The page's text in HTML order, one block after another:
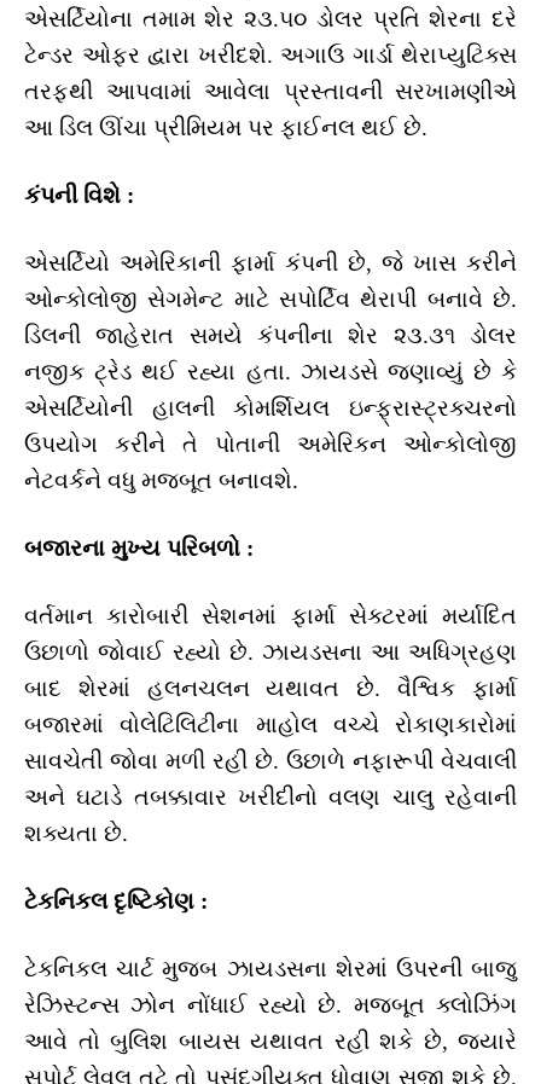
એસર્ટિયોના તમામ શેર ૨૩.૫૦ ડોલર પ્રતિ શેરના દરે
ટેન્ડર ઓફર દ્વારા ખરીદશે. અગાઉ ગાર્ડા થેરાપ્યુટિક્સ
તરફથી આપવામાં આવેલા પ્રસ્તાવની સરખામણીએ
આ ડિલ ઊંચા પ્રીમિયમ પર ફાઈનલ થઈ છે.
કંપની વિશે :
એસર્ટિયો અમેરિકાની ફાર્મા કંપની છે, જે ખાસ કરીને
ઓન્કોલોજી સેગમેન્ટ માટે સપોર્ટિવ થેરાપી બનાવે છે.
ડિલની જાહેરાત સમયે કંપનીના શેર ૨૩.૩૧ ડોલર
નજીક ટ્રેડ થઈ રહ્યા હતા. ઝાયડસે જણાવ્યું છે કે
એસર્ટિયોની હાલની કોમર્શિયલ ઇન્ફ્રાસ્ટ્રક્ચરનો
ઉપયોગ કરીને તે પોતાની અમેરિકન ઓન્કોલોજી
નેટવર્કને વધુ મજબૂત બનાવશે.
બજારના મુખ્ય પરિબળો :
વર્તમાન કારોબારી સેશનમાં ફાર્મા સેક્ટરમાં મર્યાદિત
ઉછાળો જોવાઈ રહ્યો છે. ઝાયડસના આ અધિગ્રહણ
બાદ શેરમાં હલનચલન યથાવત છે. વૈશ્વિક ફાર્મા
બજારમાં વોલેટિલિટીના માહોલ વચ્ચે રોકાણકારોમાં
સાવચેતી જોવા મળી રહી છે. ઉછાળે નફારૂપી વેચવાલી
અને ઘટાડે તબક્કાવાર ખરીદીનો વલણ ચાલુ રહેવાની
શક્યતા છે.
ટેકનિકલ દૃષ્ટિકોણ :
ટેકનિકલ ચાર્ટ મુજબ ઝાયડસના શેરમાં ઉપરની બાજુ
રેઝિસ્ટન્સ ઝોન નોંધાઈ રહ્યો છે. મજબૂત ક્લોઝિંગ
આવે તો બુલિશ બાયસ યથાવત રહી શકે છે, જ્યારે
સપોર્ટ લેવલ તૂટે તો પસંદગીયુક્ત ધોવાણ સજી શકે છે.